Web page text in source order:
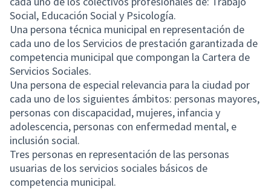
Social, Educación Social y Psicología.
Una persona técnica municipal en representación de
cada uno de los Servicios de prestación garantizada de
competencia municipal que compongan la Cartera de
Servicios Sociales.
Una persona de especial relevancia para la ciudad por
cada uno de los siguientes ámbitos: personas mayores,
personas con discapacidad, mujeres, infancia y
adolescencia, personas con enfermedad mental, e
inclusión social.
Tres personas en representación de las personas
usuarias de los servicios sociales básicos de
competencia municipal.